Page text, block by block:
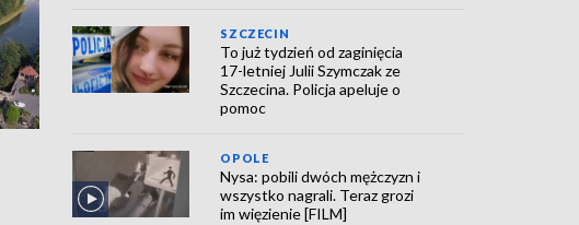
SZCZECIN
To już tydzień od zaginięcia
17-letniej Julii Szymczak ze
Szczecina. Policja apeluje o
pomoc
OPOLE
Nysa: pobili dwóch mężczyzn i
wszystko nagrali. Teraz grozi
im więzienie [FILM]